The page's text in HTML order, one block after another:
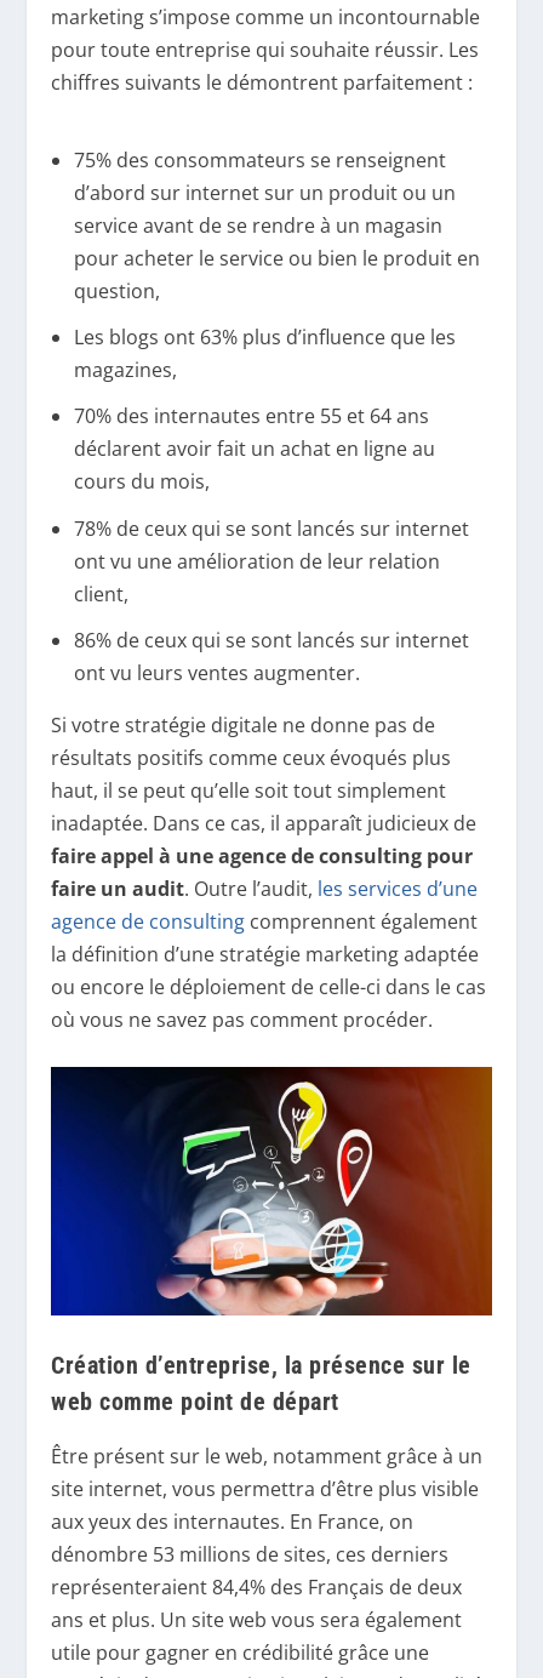
marketing s’impose comme un incontournable
pour toute entreprise qui souhaite réussir. Les
chiffres suivants le démontrent parfaitement :
75% des consommateurs se renseignent
d’abord sur internet sur un produit ou un
service avant de se rendre à un magasin
pour acheter le service ou bien le produit en
question,
Les blogs ont 63% plus d’influence que les
magazines,
70% des internautes entre 55 et 64 ans
déclarent avoir fait un achat en ligne au
cours du mois,
78% de ceux qui se sont lancés sur internet
ont vu une amélioration de leur relation
client,
86% de ceux qui se sont lancés sur internet
ont vu leurs ventes augmenter.
Si votre stratégie digitale ne donne pas de
résultats positifs comme ceux évoqués plus
haut, il se peut qu’elle soit tout simplement
inadaptée. Dans ce cas, il apparaît judicieux de
faire appel à une agence de consulting pour
faire un audit. Outre l’audit, les services d’une
agence de consulting comprennent également
la définition d’une stratégie marketing adaptée
ou encore le déploiement de celle-ci dans le cas
où vous ne savez pas comment procéder.
Création d’entreprise, la présence sur le
web comme point de départ
Être présent sur le web, notamment grâce à un
site internet, vous permettra d’être plus visible
aux yeux des internautes. En France, on
dénombre 53 millions de sites, ces derniers
représenteraient 84,4% des Français de deux
ans et plus. Un site web vous sera également
utile pour gagner en crédibilité grâce une